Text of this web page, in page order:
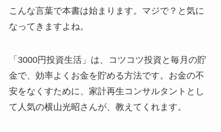
こんな言葉で本書は始まります。マジで？と気に
なってきますよね。
「3000円投資生活」は、コツコツ投資と毎月の貯
金で、効率よくお金を貯める方法です。お金の不
安をなくすために、家計再生コンサルタントとし
て人気の横山光昭さんが、教えてくれます。